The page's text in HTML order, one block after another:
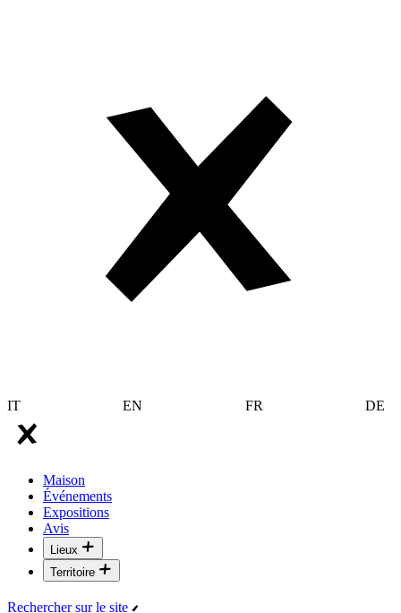
IT EN FR DE
Maison
Événements
Expositions
Avis
Lieux
Territoire
Rechercher sur le site